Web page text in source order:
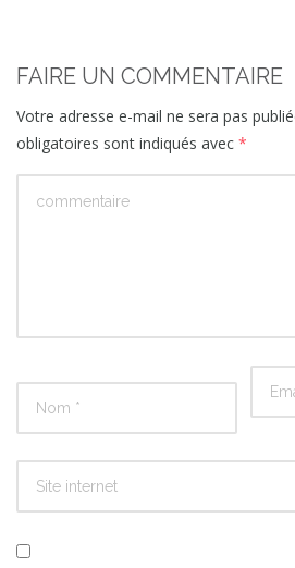
FAIRE UN COMMENTAIRE
Votre adresse e-mail ne sera pas
obligatoires sont indiqués avec *